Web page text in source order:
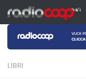
Salta al contenuto
LIBRI